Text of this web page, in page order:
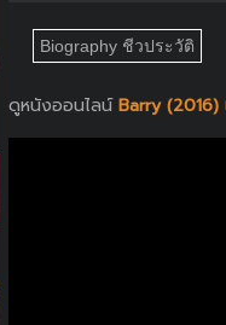
Biography ชีวประวัติ
ดูหนังออนไลน์Barry (2016)